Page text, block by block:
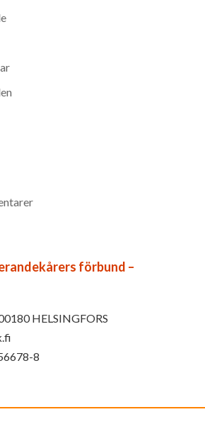
förbund –
HELSINGFORS
8